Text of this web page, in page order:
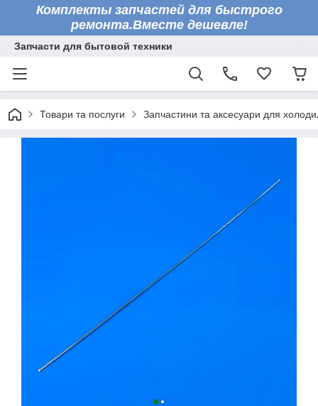
Комплекты запчастей для быстрого
ремонта.Вместе дешевле!
Запчасти для бытовой техники
Товари та послуги Запчастини та аксесуари для